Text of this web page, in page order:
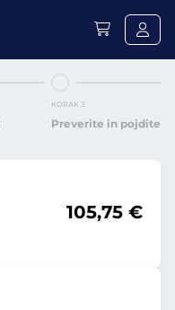
KORAK 3
Preverite in pojdite
105,75 €